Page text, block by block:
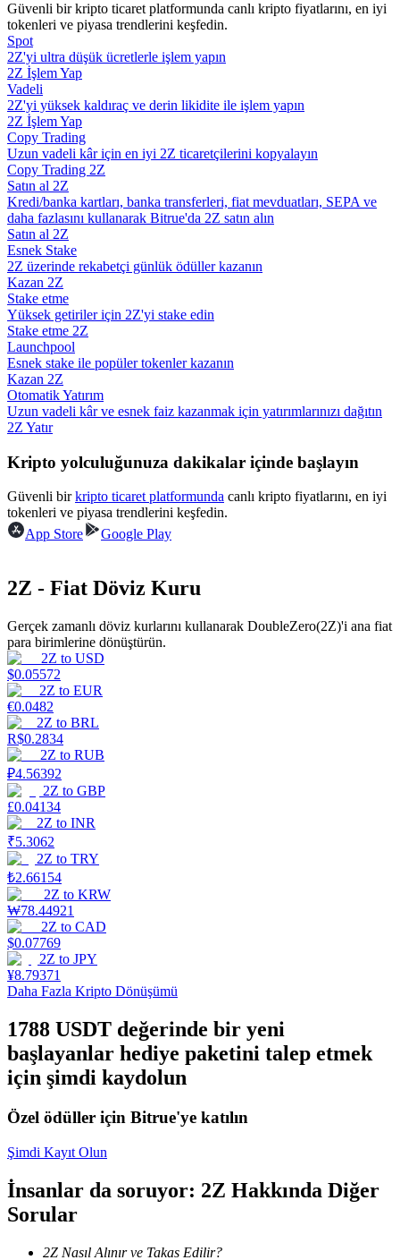
Vadeli İşlemler Başlangıç Kılavuzu
Ticaret stratejileri
Nasıl kârlı kalabileceğinizi öğrenin
Kazan
Power Piggy
Günlük rekabetçi ödüller kazanın
Staking
Yüksek getiri ve anında erişim
Güvenli bir kripto ticaret platformunda canlı kripto fiyatlarını, en iyi
tokenleri ve piyasa trendlerini keşfedin.
Spot
2Z'yi ultra düşük ücretlerle işlem yapın
2Z İşlem Yap
Vadeli
2Z'yi yüksek kaldıraç ve derin likidite ile işlem yapın
2Z İşlem Yap
Copy Trading
Uzun vadeli kâr için en iyi 2Z ticaretçilerini kopyalayın
Copy Trading 2Z
Satın al 2Z
Kredi/banka kartları, banka transferleri, fiat mevduatları, SEPA ve
daha fazlasını kullanarak Bitrue'da 2Z satın alın
Satın al 2Z
Esnek Stake
2Z üzerinde rekabetçi günlük ödüller kazanın
Kazan 2Z
Stake etme
Yüksek getiriler için 2Z'yi stake edin
Stake etme 2Z
Launchpool
Esnek stake ile popüler tokenler kazanın
Kazan 2Z
Otomatik Yatırım
Uzun vadeli kâr ve esnek faiz kazanmak için yatırımlarınızı dağıtın
2Z Yatır
Kripto yolculuğunuza dakikalar içinde başlayın
Güvenli birkripto ticaret platformunda canlı kripto fiyatlarını, en iyi
tokenleri ve piyasa trendlerini keşfedin.
App Store
Google Play
2Z - Fiat Döviz Kuru
Gerçek zamanlı döviz kurlarını kullanarak DoubleZero(2Z)'i ana fiat
para birimlerine dönüştürün.
2Z to USD
$0.05572
2Z to EUR
€0.0482
2Z to BRL
R$0.2834
2Z to RUB
₽4.56392
2Z to GBP
£0.04134
2Z to INR
₹5.3062
2Z to TRY
₺2.66154
2Z to KRW
₩78.44921
2Z to CAD
$0.07769
2Z to JPY
¥8.79371
Daha Fazla Kripto Dönüşümü
1788 USDT değerinde bir yeni
başlayanlar hediye paketini talep etmek
için şimdi kaydolun
Özel ödüller için Bitrue'ye katılın
Şimdi Kayıt Olun
İnsanlar da soruyor: 2Z Hakkında Diğer
Sorular
2Z Nasıl Alınır ve Takas Edilir?